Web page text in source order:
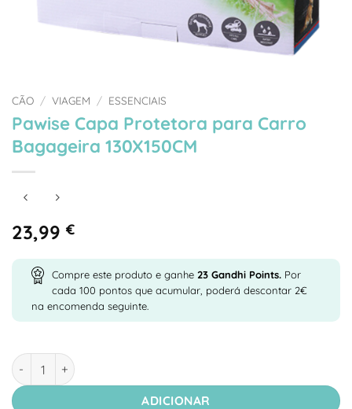
CÃO / VIAGEM / ESSENCIAIS
Pawise Capa Protetora para Carro
Bagageira 130X150CM
23,99 €
Compre este produto e ganhe 23 Gandhi Points. Por
cada 100 pontos que acumular, poderá descontar 2€
na encomenda seguinte.
Quantidade de Pawise Capa Protetora para Carro Bagageira
ADICIONAR